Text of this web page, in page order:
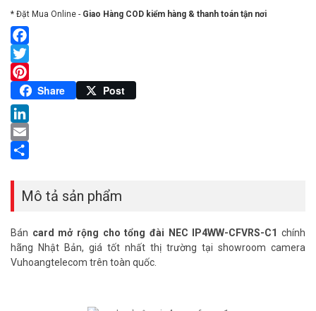
* Đặt Mua Online - Giao Hàng COD kiểm hàng & thanh toán tận nơi
Facebook
Twitter
Pinterest
Share Post
LinkedIn
Email
Mô tả sản phẩm
Bán card mở rộng cho tổng đài NEC IP4WW-CFVRS-C1 chính
hãng Nhật Bản, giá tốt nhất thị trường tại showroom camera
Vuhoangtelecom trên toàn quốc.